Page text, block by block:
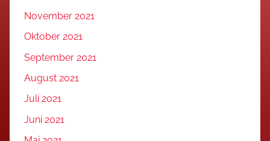
November 2021
Oktober 2021
September 2021
August 2021
Juli 2021
Juni 2021